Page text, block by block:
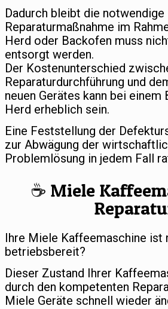
Dadurch bleibt die notwendige
Reparaturmaßnahme im
Herd oder Backofen muss
entsorgt werden.
Der Kostenunterschied
Reparaturdurchführung und
neuen Gerätes kann bei einem
Herd erheblich sein.
Eine Feststellung der
zur Abwägung der
Problemlösung in jedem Fall
☕️ Miele
Ihre Miele Kaffeemaschine ist
betriebsbereit?
Dieser Zustand Ihrer
durch den kompetenten
Miele Geräte schnell wieder